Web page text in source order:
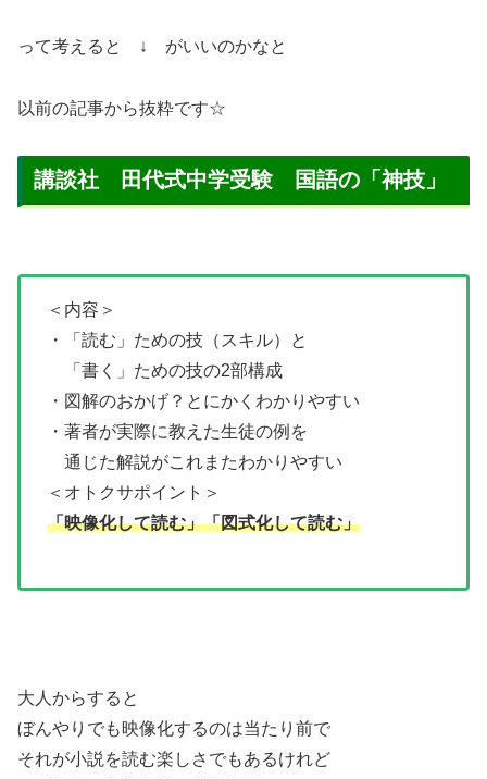
って考えると ↓ がいいのかなと
以前の記事から抜粋です☆
講談社 田代式中学受験 国語の「神技」
＜内容＞
・「読む」ための技（スキル）と
「書く」ための技の2部構成
・図解のおかげ？とにかくわかりやすい
・著者が実際に教えた生徒の例を
通じた解説がこれまたわかりやすい
＜オトクサポイント＞
「映像化して読む」「図式化して読む」
大人からすると
ぼんやりでも映像化するのは当たり前で
それが小説を読む楽しさでもあるけれど